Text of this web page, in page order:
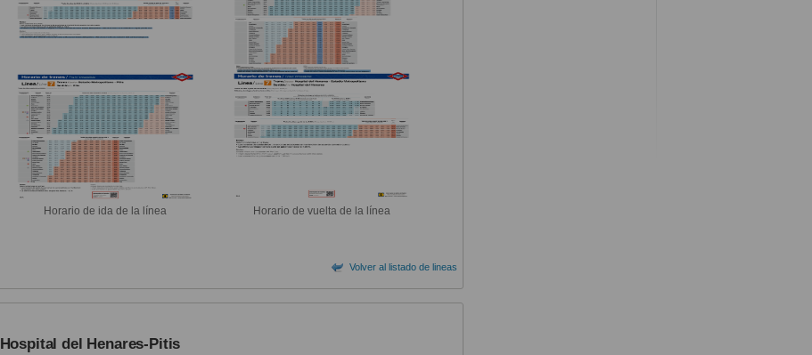
Horario de ida de la línea Horario de vuelta de la línea
Volver al listado de lineas
Hospital del Henares-Pitis